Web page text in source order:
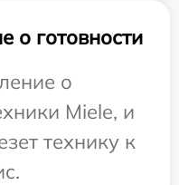
о готовности
о
Miele, и
технику к